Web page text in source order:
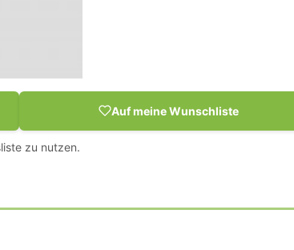
Auf meine Wunschliste
zu nutzen.